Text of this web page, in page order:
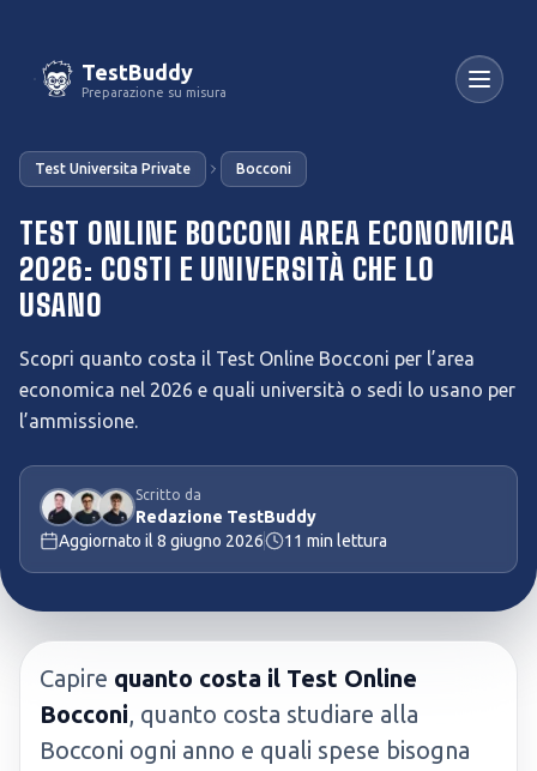
TestBuddy
Preparazione su misura
Test Universita Private Bocconi
TEST ONLINE BOCCONI AREA ECONOMICA
2026: COSTI E UNIVERSITÀ CHE LO
USANO
Scopri quanto costa il Test Online Bocconi per l’area
economica nel 2026 e quali università o sedi lo usano per
l’ammissione.
Scritto da
Redazione TestBuddy
Aggiornato il 8 giugno 2026 11 min lettura
Capire quanto costa il Test Online
Bocconi, quanto costa studiare alla
Bocconi ogni anno e quali spese bisogna